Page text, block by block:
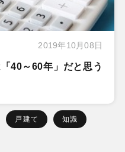
2019年10月08日
40～60年」だと思う
戸建て 知識